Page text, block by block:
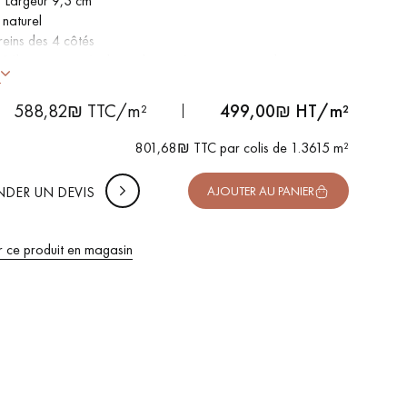
votre parquet.
des 4 côtés
dans d'autres formats
certifié FSC
588,82₪ TTC/m² 499,00₪ HT/m²
801,68₪ TTC par colis de 1.3615 m²
UN DEVIS
DE VOTRE PROJET
10% de marge de sécurité (pour les chutes et les
AJOUTER AU PANIER
ce produit en magasin